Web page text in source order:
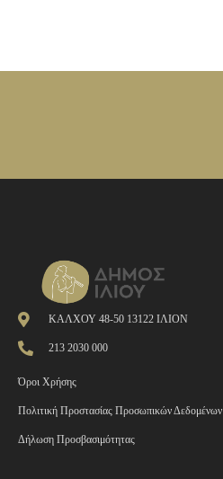
ΚΑΛΧΟΥ 48-50 13122 ΙΛΙΟΝ
213 2030 000
Όροι Χρήσης
Πολιτική Προστασίας Προσωπικών Δεδομένων
Δήλωση Προσβασιμότητας